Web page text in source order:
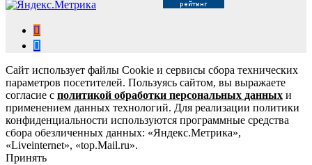
Сайт использует файлы Cookie и сервисы сбора технических
параметров посетителей. Пользуясь сайтом, вы выражаете
согласие с политикой обработки персональных данных и
применением данных технологий. Для реализации политики
конфиденциальности используются программные средства
сбора обезличенных данных: «Яндекс.Метрика»,
«Liveinternet», «top.Mail.ru».
Принять